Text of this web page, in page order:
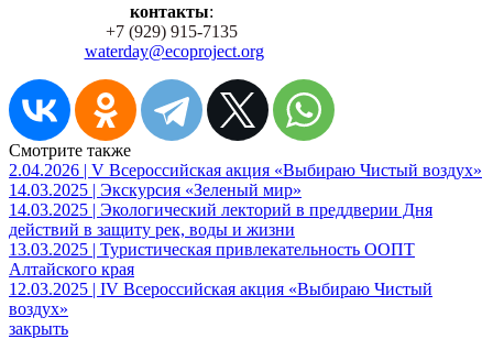
контакты:
+7 (929) 915-7135
waterday@ecoproject.org
Смотрите также
2.04.2026 | V Всероссийская акция «Выбираю Чистый воздух»
14.03.2025 | Экскурсия «Зеленый мир»
14.03.2025 | Экологический лекторий в преддверии Дня
действий в защиту рек, воды и жизни
13.03.2025 | Туристическая привлекательность ООПТ
Алтайского края
12.03.2025 | IV Всероссийская акция «Выбираю Чистый
воздух»
закрыть